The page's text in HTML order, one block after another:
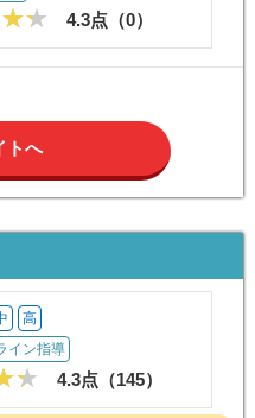
4.3点（0）
トへ
高
イン指導
4.3点（145）